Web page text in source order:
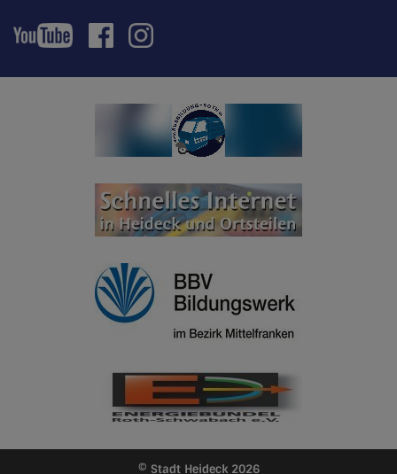
© Stadt Heideck 2026